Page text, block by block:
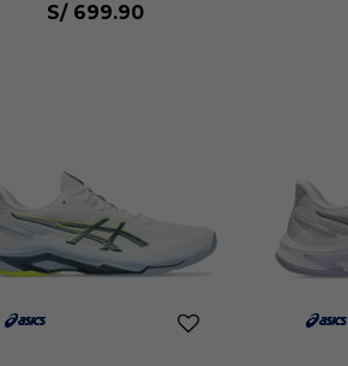
S/ 699.90